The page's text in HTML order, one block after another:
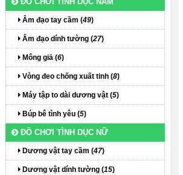
Âm đạo tay cầm (49)
Âm đạo dính tường (27)
Mông giả (6)
Vòng đeo chống xuất tinh (8)
Máy tập to dài dương vật (5)
Búp bê tình yêu (5)
ĐỒ CHƠI TÌNH DỤC NỮ
Dương vật tay cầm (47)
Dương vật dính tường (15)